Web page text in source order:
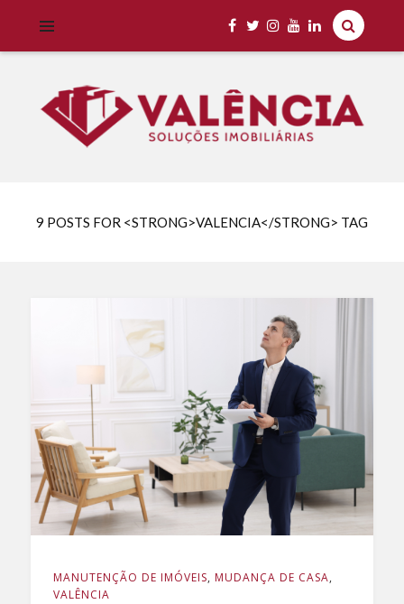
9 POSTS FOR <STRONG>VALENCIA</STRONG> TAG
MANUTENÇÃO DE IMÓVEIS, MUDANÇA DE CASA,
VALÊNCIA